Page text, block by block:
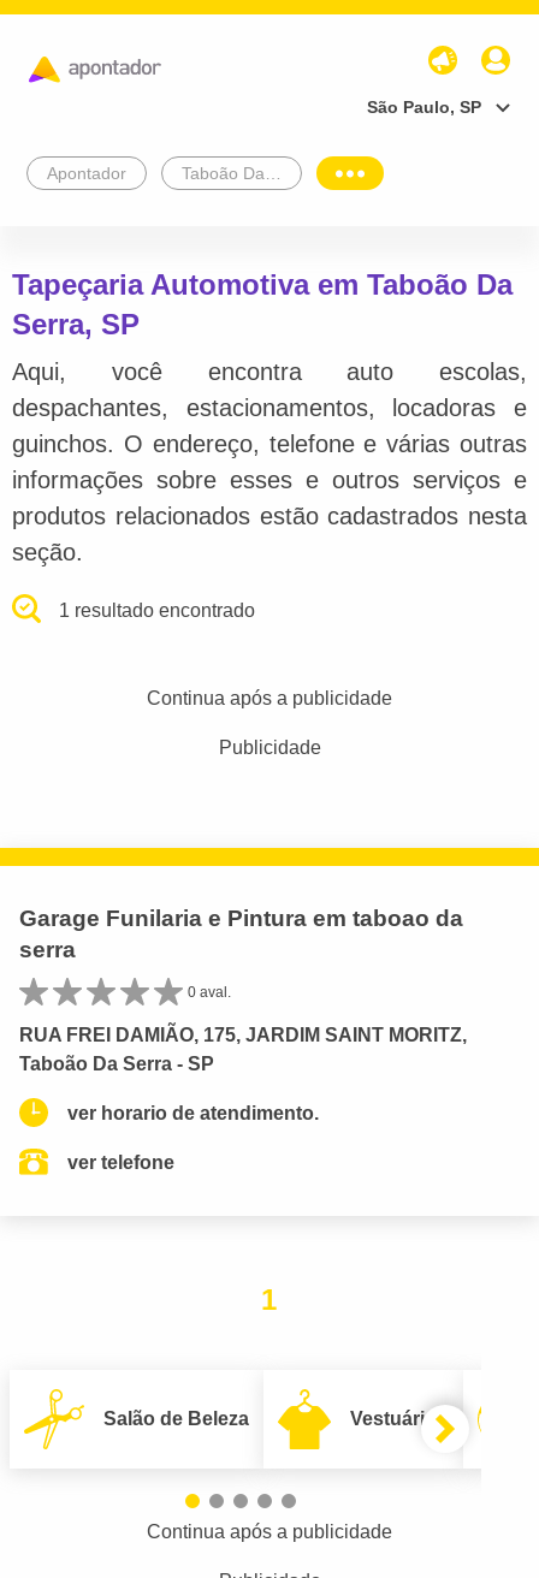
São Paulo, SP
Apontador
Tapeçaria Automotiva em Taboão Da
Serra, SP
Aqui, você encontra auto escolas,
despachantes, estacionamentos, locadoras e
guinchos. O endereço, telefone e várias outras
informações sobre esses e outros serviços e
produtos relacionados estão cadastrados nesta
seção.
1 resultado encontrado
Continua após a publicidade
Publicidade
Garage Funilaria e Pintura em taboao da
serra
0 aval.
RUA FREI DAMIÃO, 175, JARDIM SAINT MORITZ,
Taboão Da Serra - SP
ver horario de atendimento.
ver telefone
1
Salão de Beleza Vestuário
Continua após a publicidade